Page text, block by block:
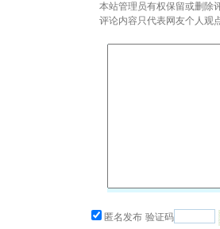
本站管理员有权保留或删除
评论内容只代表网友个人观
匿名发布 验证码